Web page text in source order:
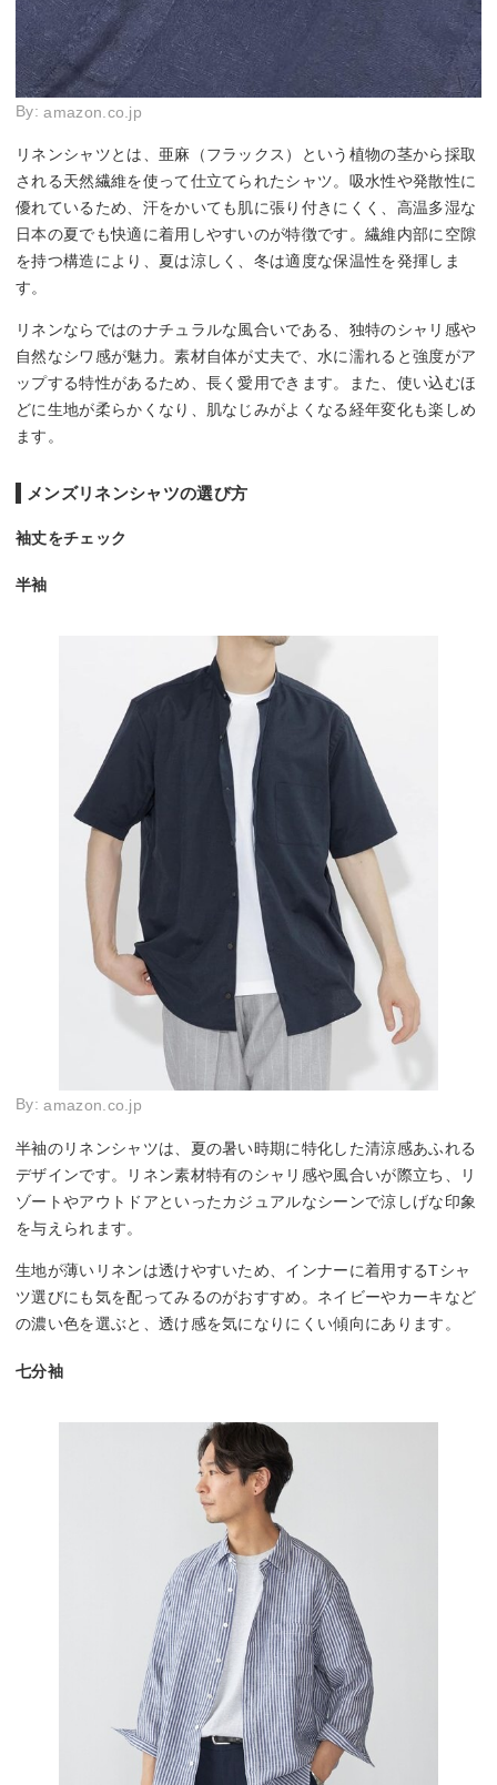
By:amazon.co.jp
リネンシャツとは、亜麻（フラックス）という植物の茎から採取
される天然繊維を使って仕立てられたシャツ。吸水性や発散性に
優れているため、汗をかいても肌に張り付きにくく、高温多湿な
日本の夏でも快適に着用しやすいのが特徴です。繊維内部に空隙
を持つ構造により、夏は涼しく、冬は適度な保温性を発揮しま
す。
リネンならではのナチュラルな風合いである、独特のシャリ感や
自然なシワ感が魅力。素材自体が丈夫で、水に濡れると強度がア
ップする特性があるため、長く愛用できます。また、使い込むほ
どに生地が柔らかくなり、肌なじみがよくなる経年変化も楽しめ
ます。
メンズリネンシャツの選び方
袖丈をチェック
半袖
By:amazon.co.jp
半袖のリネンシャツは、夏の暑い時期に特化した清涼感あふれる
デザインです。リネン素材特有のシャリ感や風合いが際立ち、リ
ゾートやアウトドアといったカジュアルなシーンで涼しげな印象
を与えられます。
生地が薄いリネンは透けやすいため、インナーに着用するTシャ
ツ選びにも気を配ってみるのがおすすめ。ネイビーやカーキなど
の濃い色を選ぶと、透け感を気になりにくい傾向にあります。
七分袖